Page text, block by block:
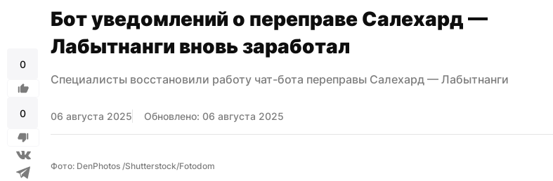
0
0
Бот уведомлений о переправе Салехард —
Лабытнанги вновь заработал
Специалисты восстановили работу чат-бота переправы Салехард — Лабытнанги
06 августа 2025 Обновлено: 06 августа 2025
Фото: DenPhotos /Shutterstock/Fotodom